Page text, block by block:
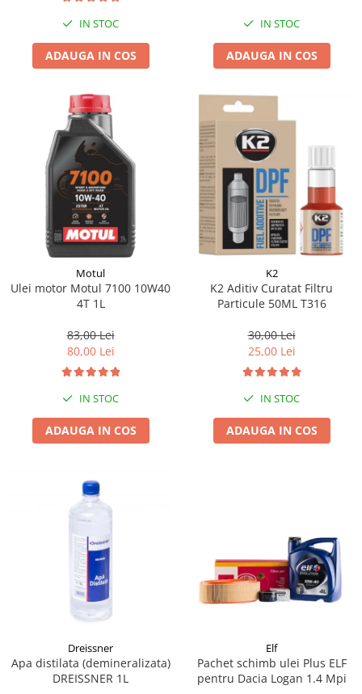
IN STOC
ADAUGA IN COS
IN STOC
ADAUGA IN COS
Motul
Ulei motor Motul 7100 10W40
4T 1L
83,00 Lei
80,00 Lei
IN STOC
ADAUGA IN COS
K2
K2 Aditiv Curatat Filtru
Particule 50ML T316
30,00 Lei
25,00 Lei
IN STOC
ADAUGA IN COS
Dreissner
Apa distilata (demineralizata)
DREISSNER 1L
Elf
Pachet schimb ulei Plus ELF
pentru Dacia Logan 1.4 Mpi